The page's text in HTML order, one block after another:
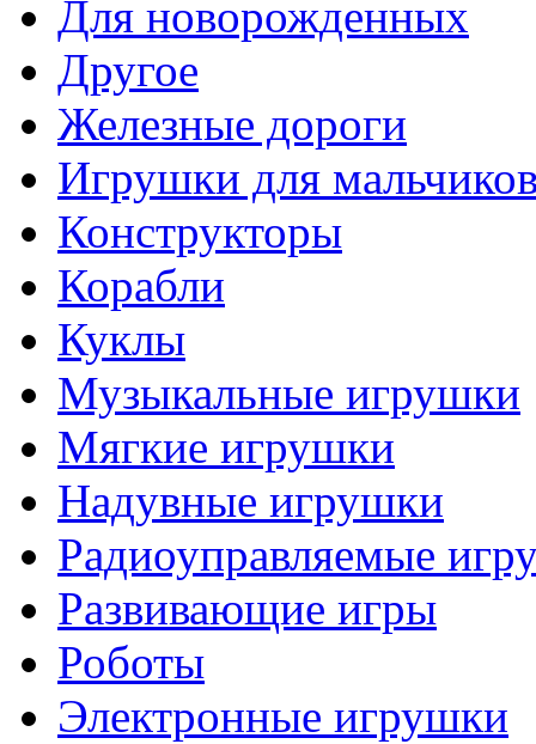
Для новорожденных
Другое
Железные дороги
Игрушки для
Конструкторы
Корабли
Куклы
Музыкальные игрушки
Мягкие игрушки
Надувные игрушки
Радиоуправляемые
Развивающие игры
Роботы
Электронные игрушки